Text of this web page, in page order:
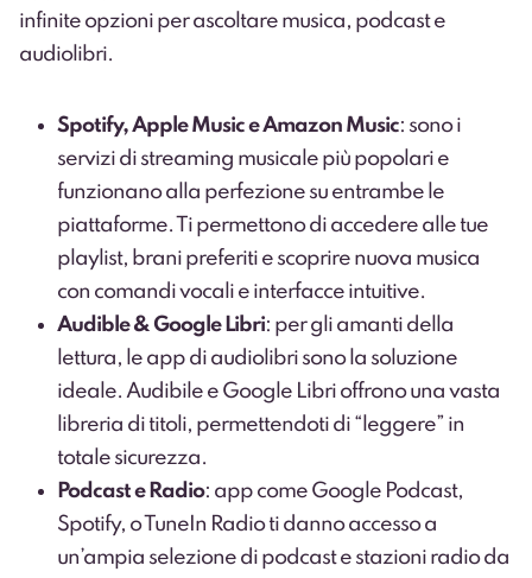
infinite opzioni per ascoltare musica, podcast e
audiolibri.
Spotify, Apple Music e Amazon Music: sono i
servizi di streaming musicale più popolari e
funzionano alla perfezione su entrambe le
piattaforme. Ti permettono di accedere alle tue
playlist, brani preferiti e scoprire nuova musica
con comandi vocali e interfacce intuitive.
Audible & Google Libri: per gli amanti della
lettura, le app di audiolibri sono la soluzione
ideale. Audibile e Google Libri offrono una vasta
libreria di titoli, permettendoti di “leggere” in
totale sicurezza.
Podcast e Radio: app come Google Podcast,
Spotify, o TuneIn Radio ti danno accesso a
un’ampia selezione di podcast e stazioni radio da